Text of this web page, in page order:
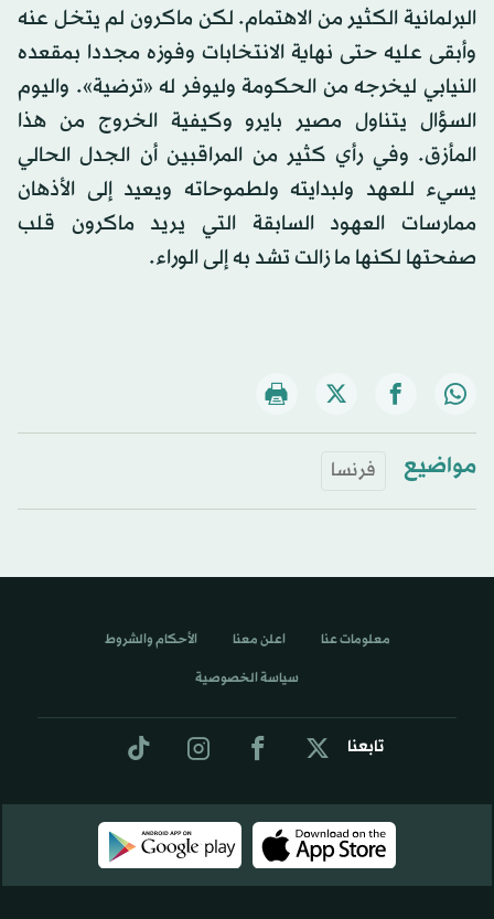
البرلمانية الكثير من الاهتمام. لكن ماكرون لم يتخل عنه
وأبقى عليه حتى نهاية الانتخابات وفوزه مجددا بمقعده
النيابي ليخرجه من الحكومة وليوفر له «ترضية». واليوم
السؤال يتناول مصير بايرو وكيفية الخروج من هذا
المأزق. وفي رأي كثير من المراقبين أن الجدل الحالي
يسيء للعهد ولبدايته ولطموحاته ويعيد إلى الأذهان
ممارسات العهود السابقة التي يريد ماكرون قلب
صفحتها لكنها ما زالت تشد به إلى الوراء.
مواضيع فرنسا
تابعنا
معلومات عنا اعلن معنا الأحكام والشروط
سياسة الخصوصية